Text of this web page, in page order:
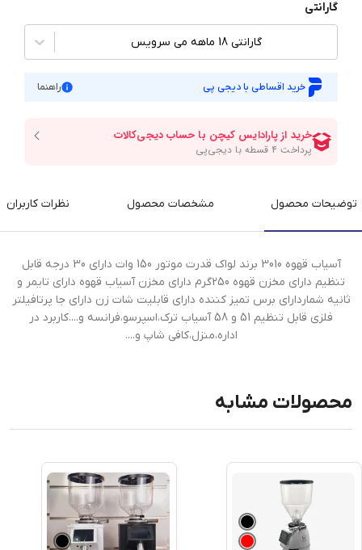
گارانتی
گارانتی 18 ماهه می سرویس
خرید اقساطی با دیجی پی راهنما
توضیحات محصول مشخصات محصول نظرات کاربران
آسیاب قهوه 3010 برند لواک قدرت موتور 150 وات دارای 30 درجه قابل
تنظیم دارای مخزن قهوه 250گرم دارای مخزن آسیاب قهوه دارای تایمر و
ثانیه شماردارای برس تمیز کننده دارای قابلیت شات زن دارای جا پرتافیلتر
فلزی قابل تنظیم 51 و 58 آسیاب ترک،اسپرسو،فرانسه و....کاربرد در
اداره،منزل،کافی شاپ و....
محصولات مشابه